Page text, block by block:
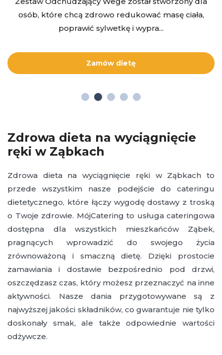
osób, które chcą zdrowo redukować masę ciała,
poprawić sylwetkę i wypra...
Zamów dietę
Zdrowa dieta na wyciągnięcie
ręki w Ząbkach
Zdrowa dieta na wyciągnięcie ręki w Ząbkach to
przede wszystkim nasze podejście do cateringu
dietetycznego, które łączy wygodę dostawy z troską
o Twoje zdrowie. MójCatering to usługa cateringowa
dostępna dla wszystkich mieszkańców Ząbek,
pragnących wprowadzić do swojego życia
zrównoważoną i smaczną dietę. Dzięki prostocie
zamawiania i dostawie bezpośrednio pod drzwi,
oszczędzasz czas, który możesz przeznaczyć na inne
aktywności. Nasze dania przygotowywane są z
najwyższej jakości składników, co gwarantuje nie tylko
doskonały smak, ale także odpowiednie wartości
odżywcze.